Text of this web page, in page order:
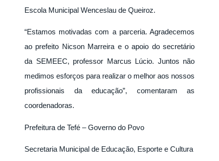
Escola Municipal Wenceslau de Queiroz.
“Estamos motivadas com a parceria. Agradecemos
ao prefeito Nicson Marreira e o apoio do secretário
da SEMEEC, professor Marcus Lúcio. Juntos não
medimos esforços para realizar o melhor aos nossos
profissionais da educação”, comentaram as
coordenadoras.
Prefeitura de Tefé – Governo do Povo
Secretaria Municipal de Educação, Esporte e Cultura